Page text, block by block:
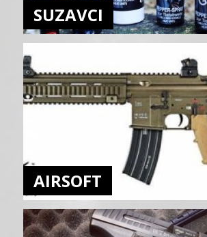
SUZAVCI
AIRSOFT